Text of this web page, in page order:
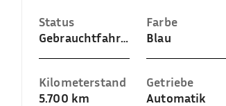
Status
Gebrauchtfahrzeug
Farbe
Blau
Kilometerstand
5.700 km
Getriebe
Automatik